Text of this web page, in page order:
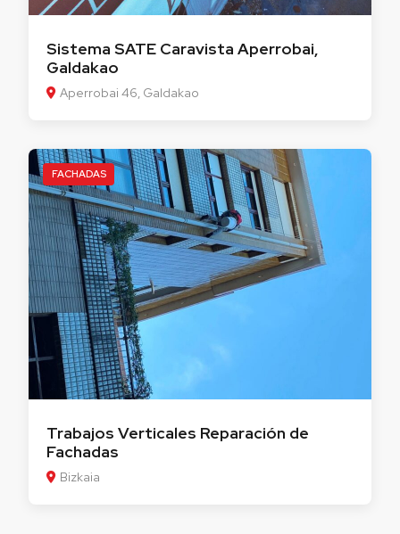
Sistema SATE Caravista Aperrobai,
Galdakao
Aperrobai 46, Galdakao
FACHADAS
Trabajos Verticales Reparación de
Fachadas
Bizkaia